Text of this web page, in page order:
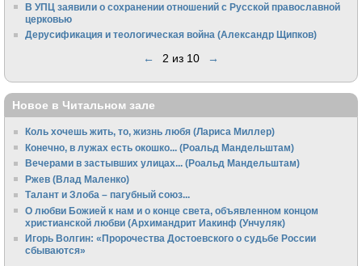
В УПЦ заявили о сохранении отношений с Русской православной
церковью
Дерусификация и теологическая война (Александр Щипков)
← 2 из 10 →
Новое в Читальном зале
Коль хочешь жить, то, жизнь любя (Лариса Миллер)
Конечно, в лужах есть окошко... (Роальд Мандельштам)
Вечерами в застывших улицах... (Роальд Мандельштам)
Ржев (Влад Маленко)
Талант и Злоба – пагубный союз...
О любви Божией к нам и о конце света, объявленном концом
христианской любви (Архимандрит Иакинф (Унчуляк)
Игорь Волгин: «Пророчества Достоевского о судьбе России
сбываются»